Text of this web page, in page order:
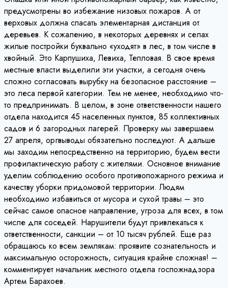
предусмотрены во избежание низовых пожаров. А от
верховых должна спасать элементарная дистанция от
деревьев. К сожалению, в некоторых деревнях и селах
жилые постройки буквально «уходят» в лес, в том числе в
хвойный. Это Карпушиха, Левиха, Тепловая. В свое время
местные власти выделили эти участки, а сегодня очень
сложно согласовать вырубку на безопасное расстояние –
это леса первой категории. Тем не менее, необходимо что-
то предпринимать. В целом, в зоне ответственности нашего
отдела находится 45 населенных пунктов, 85 коллективных
садов и 6 загородных лагерей. Проверку мы завершаем
27 апреля, оргвыводы обязательно последуют. А дальше
мы заходим непосредственно на территорию, будем вести
профилактическую работу с жителями. Основное внимание
уделим соблюдению особого противопожарного режима и
качеству уборки придомовой территории. Людям
необходимо избавиться от мусора и сухой травы – это
сейчас самое опасное направление, угроза для всех, в том
числе для соседей. Нарушители будут привлекаться к
ответственности, санкции – от 10 тысяч рублей. Еще раз
обращаюсь ко всем землякам: проявите сознательность и
максимальную осторожность, ситуация крайне сложная! –
комментирует начальник местного отдела госпожнадзора
Артем Барахоев.